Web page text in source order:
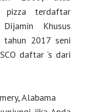
pizza terdaftar
Khusus
tahun 2017 seni
daftar ‘s dari
Alabama